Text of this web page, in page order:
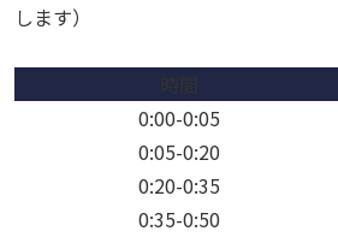
します）
0:00-0:05
0:05-0:20
0:20-0:35
0:35-0:50